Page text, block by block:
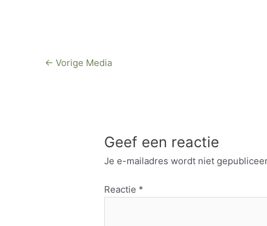
← Vorige Media
Geef een reactie
Je e-mailadres wordt niet
Reactie *